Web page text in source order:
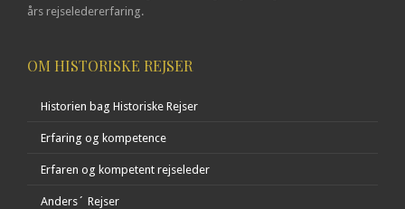
års rejseledererfaring.
OM HISTORISKE REJSER
Historien bag Historiske Rejser
Erfaring og kompetence
Erfaren og kompetent rejseleder
Anders´ Rejser